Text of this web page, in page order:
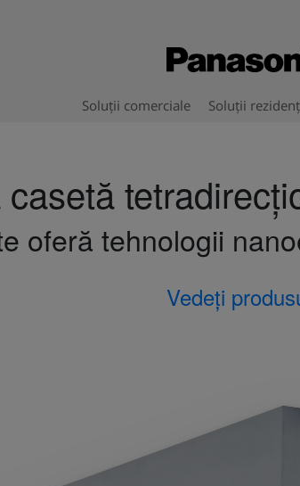
Soluții comerciale Soluții
casetă
oferă tehnologii
Vedeți